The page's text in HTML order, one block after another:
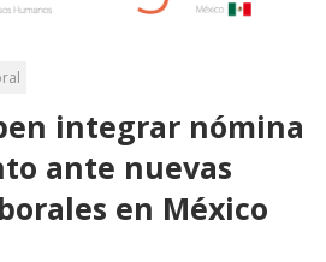
integrar nómina
ante nuevas
en México